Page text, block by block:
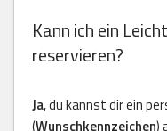
Kann ich ein
reservieren?
Ja, du kannst dir ein
(Wunschkennzeichen)